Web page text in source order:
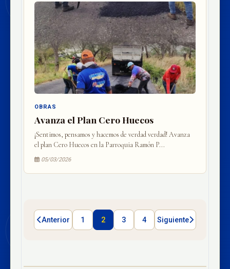
OBRAS
Avanza el Plan Cero Huecos
¡Sentimos, pensamos y hacemos de verdad verdad! Avanza
el plan Cero Huecos en la Parroquia Ramón P...
05/03/2026
Anterior 1 2 3 4 Siguiente